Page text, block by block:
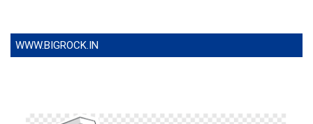
WWW.BIGROCK.IN